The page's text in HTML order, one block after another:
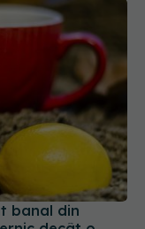
banal din
decât o